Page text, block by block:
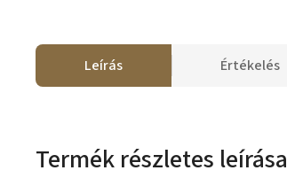
Leírás Értékelés
Termék részletes leírása